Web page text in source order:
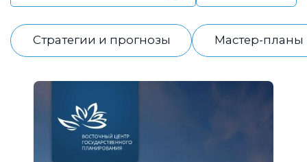
Стратегии и прогнозы Мастер-планы